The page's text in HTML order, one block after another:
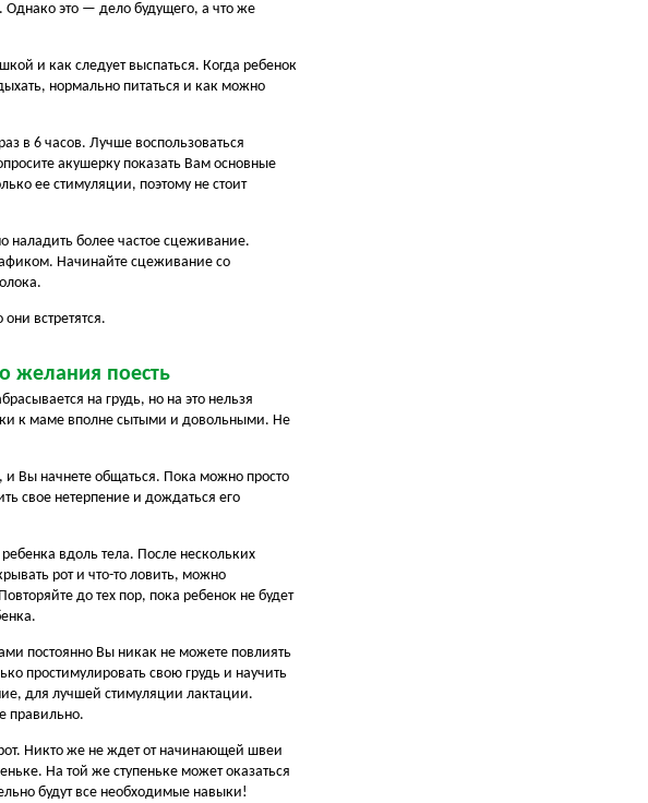
Однако это — дело будущего, а что же
и как следует выспаться. Когда ребенок
нормально питаться и как можно
в 6 часов. Лучше воспользоваться
акушерку показать Вам основные
ее стимуляции, поэтому не стоит
наладить более частое сцеживание.
Начинайте сцеживание со
встретятся.
желания поесть
на грудь, но на это нельзя
к маме вполне сытыми и довольными. Не
и Вы начнете общаться. Пока можно просто
свое нетерпение и дождаться его
вдоль тела. После нескольких
рот и что-то ловить, можно
до тех пор, пока ребенок не будет
постоянно Вы никак не можете повлиять
простимулировать свою грудь и научить
для лучшей стимуляции лактации.
правильно.
Никто же не ждет от начинающей швеи
На той же ступеньке может оказаться
будут все необходимые навыки!